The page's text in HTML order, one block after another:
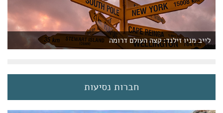
לייב מניו זילנד: קצה העולם דרומה
חברות נסיעות